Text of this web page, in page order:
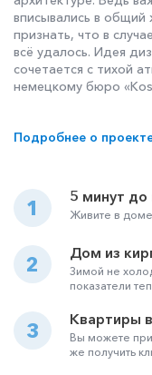
вписывались в
признать, что в
всё удалось. Идея
сочетается с тихой
немецкому бюро
Подробнее о
1 5 минут до
Живите в
2 Дом из
Зимой не
показатели
3 Квартиры
Вы можете
же получить